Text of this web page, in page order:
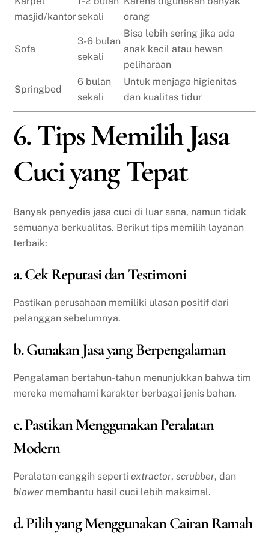
masjid/kantorsekali
orang
Sofa
3-6 bulan
sekali
Bisa lebih sering jika ada
anak kecil atau hewan
peliharaan
Springbed
6 bulan
sekali
Untuk menjaga higienitas
dan kualitas tidur
6. Tips Memilih Jasa
Cuci yang Tepat
Banyak penyedia jasa cuci di luar sana, namun tidak
semuanya berkualitas. Berikut tips memilih layanan
terbaik:
a. Cek Reputasi dan Testimoni
Pastikan perusahaan memiliki ulasan positif dari
pelanggan sebelumnya.
b. Gunakan Jasa yang Berpengalaman
Pengalaman bertahun-tahun menunjukkan bahwa tim
mereka memahami karakter berbagai jenis bahan.
c. Pastikan Menggunakan Peralatan
Modern
Peralatan canggih sepertiextractor,scrubber, dan
blower membantu hasil cuci lebih maksimal.
d. Pilih yang Menggunakan Cairan Ramah